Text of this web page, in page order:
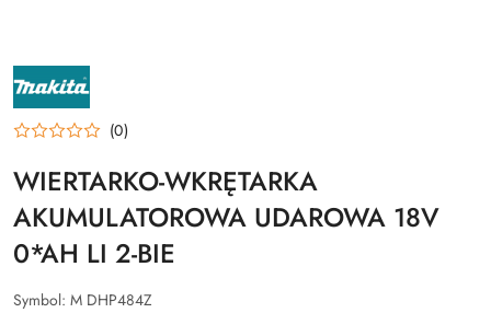
NAZWA
PRODUCENTA:
(0)
WIERTARKO-WKRĘTARKA
AKUMULATOROWA UDAROWA 18V
0*AH LI 2-BIE
Symbol: M DHP484Z